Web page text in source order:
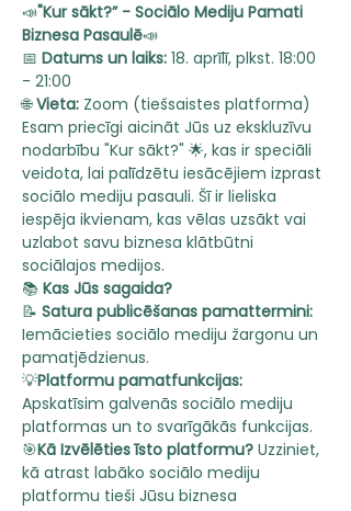
📣"Kur sākt?” - Sociālo Mediju Pamati
Biznesa Pasaulē📣
📅 Datums un laiks: 18. aprīlī, plkst. 18:00
- 21:00
🌐 Vieta: Zoom (tiešsaistes platforma)
Esam priecīgi aicināt Jūs uz ekskluzīvu
nodarbību "Kur sākt?" 🌟, kas ir speciāli
veidota, lai palīdzētu iesācējiem izprast
sociālo mediju pasauli. Šī ir lieliska
iespēja ikvienam, kas vēlas uzsākt vai
uzlabot savu biznesa klātbūtni
sociālajos medijos.
📚 Kas Jūs sagaida?
📝 Satura publicēšanas pamattermini:
Iemācieties sociālo mediju žargonu un
pamatjēdzienus.
💡Platformu pamatfunkcijas:
Apskatīsim galvenās sociālo mediju
platformas un to svarīgākās funkcijas.
🎯Kā Izvēlēties īsto platformu? Uzziniet,
kā atrast labāko sociālo mediju
platformu tieši Jūsu biznesa